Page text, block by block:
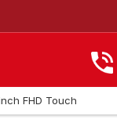
FHD Touch